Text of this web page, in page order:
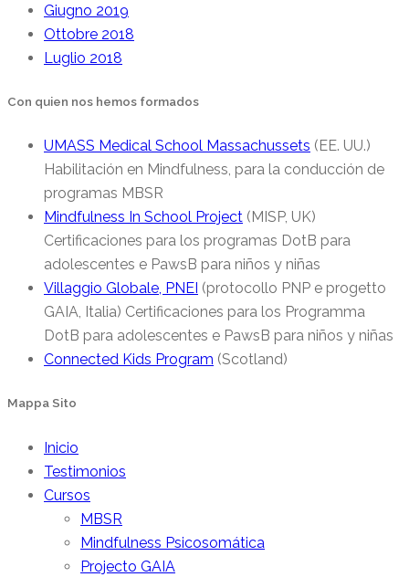
Giugno 2019
Ottobre 2018
Luglio 2018
Con quien nos hemos formados
UMASS Medical School Massachussets (EE. UU.)
Habilitación en Mindfulness, para la conducción de
programas MBSR
Mindfulness In School Project (MISP, UK)
Certificaciones para los programas DotB para
adolescentes e PawsB para niños y niñas
Villaggio Globale, PNEI (protocollo PNP e progetto
GAIA, Italia) Certificaciones para los Programma
DotB para adolescentes e PawsB para niños y niñas
Connected Kids Program (Scotland)
Mappa Sito
Inicio
Testimonios
Cursos
MBSR
Mindfulness Psicosomática
Projecto GAIA